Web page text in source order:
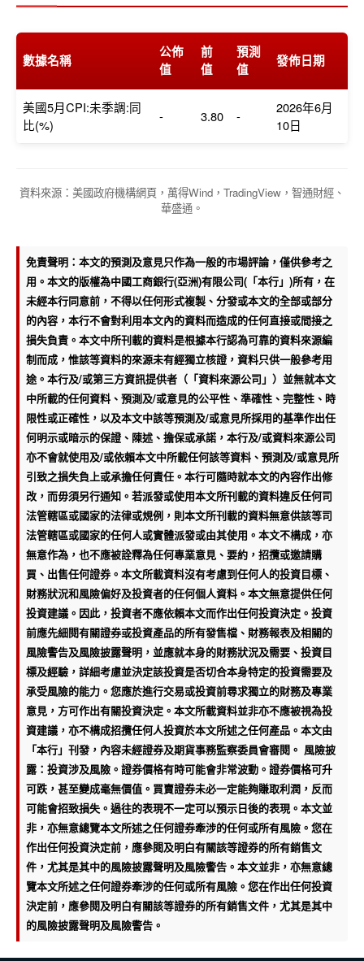
數據名稱
公佈
值
前
值
預測
值
發佈日期
美國5月CPI:未季調:同
比(%)
- 3.80 -
2026年6月
10日
資料來源：美國政府機構網頁，萬得Wind，TradingView，智通財經、
華盛通。
免責聲明：本文的預測及意見只作為一般的市場評論，僅供參考之
用。本文的版權為中國工商銀行(亞洲)有限公司(「本行」)所有，在
未經本行同意前，不得以任何形式複製、分發或本文的全部或部分
的內容，本行不會對利用本文內的資料而造成的任何直接或間接之
損失負責。本文中所刊載的資料是根據本行認為可靠的資料來源編
制而成，惟該等資料的來源未有經獨立核證，資料只供一般參考用
途。本行及/或第三方資訊提供者（「資料來源公司」）並無就本文
中所載的任何資料、預測及/或意見的公平性、準確性、完整性、時
限性或正確性，以及本文中該等預測及/或意見所採用的基準作出任
何明示或暗示的保證、陳述、擔保或承諾，本行及/或資料來源公司
亦不會就使用及/或依賴本文中所載任何該等資料、預測及/或意見所
引致之損失負上或承擔任何責任。本行可隨時就本文的內容作出修
改，而毋須另行通知。若派發或使用本文所刊載的資料違反任何司
法管轄區或國家的法律或規例，則本文所刊載的資料無意供該等司
法管轄區或國家的任何人或實體派發或由其使用。本文不構成，亦
無意作為，也不應被詮釋為任何專業意見、要約，招攬或邀請購
買、出售任何證券。本文所載資料沒有考慮到任何人的投資目標、
財務狀況和風險偏好及投資者的任何個人資料。本文無意提供任何
投資建議。因此，投資者不應依賴本文而作出任何投資決定。投資
前應先細閱有關證券或投資產品的所有發售檔、財務報表及相關的
風險警告及風險披露聲明，並應就本身的財務狀況及需要、投資目
標及經驗，詳細考慮並決定該投資是否切合本身特定的投資需要及
承受風險的能力。您應於進行交易或投資前尋求獨立的財務及專業
意見，方可作出有關投資決定。本文所載資料並非亦不應被視為投
資建議，亦不構成招攬任何人投資於本文所述之任何產品。本文由
「本行」刊發，內容未經證券及期貨事務監察委員會審閱。 風險披
露：投資涉及風險。證券價格有時可能會非常波動。證券價格可升
可跌，甚至變成毫無價值。買賣證券未必一定能夠賺取利潤，反而
可能會招致損失。過往的表現不一定可以預示日後的表現。本文並
非，亦無意總覽本文所述之任何證券牽涉的任何或所有風險。您在
作出任何投資決定前，應參閱及明白有關該等證券的所有銷售文
件，尤其是其中的風險披露聲明及風險警告。本文並非，亦無意總
覽本文所述之任何證券牽涉的任何或所有風險。您在作出任何投資
決定前，應參閱及明白有關該等證券的所有銷售文件，尤其是其中
的風險披露聲明及風險警告。